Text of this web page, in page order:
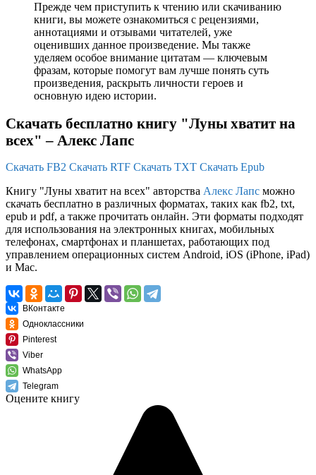
Прежде чем приступить к чтению или скачиванию
книги, вы можете ознакомиться с рецензиями,
аннотациями и отзывами читателей, уже
оценивших данное произведение. Мы также
уделяем особое внимание цитатам — ключевым
фразам, которые помогут вам лучше понять суть
произведения, раскрыть личности героев и
основную идею истории.
Скачать бесплатно книгу "Луны хватит на
всех" – Алекс Лапс
Скачать FB2 Скачать RTF Скачать TXT Скачать Epub
Книгу "Луны хватит на всех" авторства Алекс Лапс можно
скачать бесплатно в различных форматах, таких как fb2, txt,
epub и pdf, а также прочитать онлайн. Эти форматы подходят
для использования на электронных книгах, мобильных
телефонах, смартфонах и планшетах, работающих под
управлением операционных систем Android, iOS (iPhone, iPad)
и Mac.
ВКонтакте
Одноклассники
Pinterest
Viber
WhatsApp
Telegram
Оцените книгу